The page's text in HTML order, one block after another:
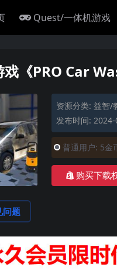
Quest/一体机游戏
《PRO Car
资源分类: 益智/
发布时间:
普通用户: 5金
购买下载
问题